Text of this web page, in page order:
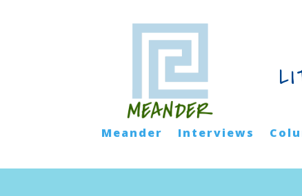
Meander Interviews